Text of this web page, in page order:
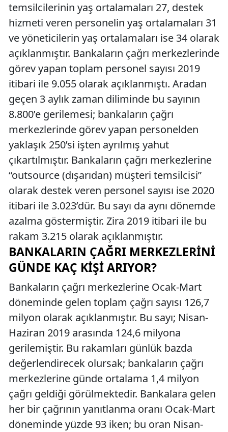
temsilcilerinin yaş ortalamaları 27, destek
hizmeti veren personelin yaş ortalamaları 31
ve yöneticilerin yaş ortalamaları ise 34 olarak
açıklanmıştır. Bankaların çağrı merkezlerinde
görev yapan toplam personel sayısı 2019
itibari ile 9.055 olarak açıklanmıştı. Aradan
geçen 3 aylık zaman diliminde bu sayının
8.800’e gerilemesi; bankaların çağrı
merkezlerinde görev yapan personelden
yaklaşık 250’si işten ayrılmış yahut
çıkartılmıştır. Bankaların çağrı merkezlerine
“outsource (dışarıdan) müşteri temsilcisi”
olarak destek veren personel sayısı ise 2020
itibari ile 3.023’dür. Bu sayı da aynı dönemde
azalma göstermiştir. Zira 2019 itibari ile bu
rakam 3.215 olarak açıklanmıştır.
BANKALARIN ÇAĞRI MERKEZLERINI
GÜNDE KAÇ KIŞI ARIYOR?
Bankaların çağrı merkezlerine Ocak-Mart
döneminde gelen toplam çağrı sayısı 126,7
milyon olarak açıklanmıştır. Bu sayı; Nisan-
Haziran 2019 arasında 124,6 milyona
gerilemiştir. Bu rakamları günlük bazda
değerlendirecek olursak; bankaların çağrı
merkezlerine günde ortalama 1,4 milyon
çağrı geldiği görülmektedir. Bankalara gelen
her bir çağrının yanıtlanma oranı Ocak-Mart
döneminde yüzde 93 iken; bu oran Nisan-